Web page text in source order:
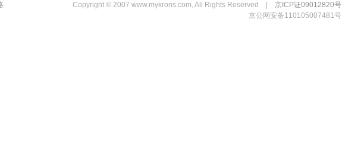
Copyright © 2007 www.mykrons.com, All Rights Reserved | 京ICP证09012820号
京公网安备110105007481号